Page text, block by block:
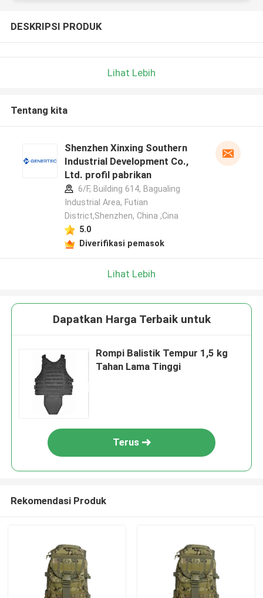
DESKRIPSI PRODUK
Lihat Lebih
Tentang kita
Shenzhen Xinxing Southern
Industrial Development Co.,
Ltd. profil pabrikan
6/F, Building 614, Bagualing
Industrial Area, Futian
District,Shenzhen, China ,Cina
5.0
Diverifikasi pemasok
Lihat Lebih
Dapatkan Harga Terbaik untuk
Rompi Balistik Tempur 1,5 kg
Tahan Lama Tinggi
Terus
Rekomendasi Produk